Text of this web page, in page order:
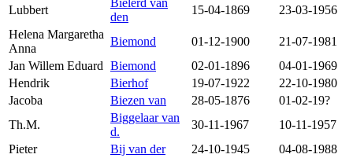
Lubbert
Bielerd van
den
15-04-1869
23-03-1956
Helena Margaretha
Anna
Biemond 01-12-1900
21-07-1981
Jan Willem Eduard Biemond 02-01-1896
04-01-1969
Hendrik
Bierhof 19-07-1922
22-10-1980
Jacoba
Biezen van 28-05-1876
01-02-19?
Th.M.
Biggelaar van
d.
30-11-1967
10-11-1957
Pieter
Bij van der 24-10-1945
04-08-1988